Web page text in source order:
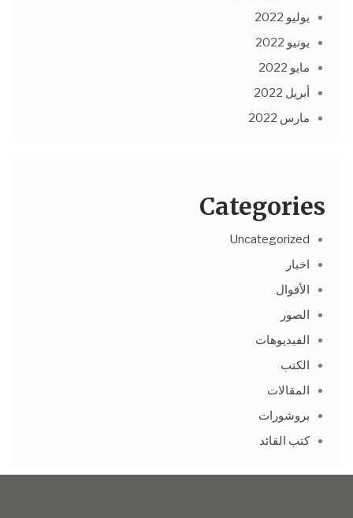
يوليو 2022
يونيو 2022
مايو 2022
أبريل 2022
مارس 2022
Categories
Uncategorized
اخبار
الأقوال
الصور
الفيديوهات
الكتب
المقالات
بروشورات
كتب القائد